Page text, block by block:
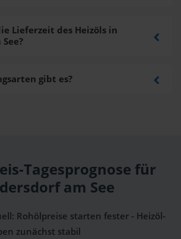
Lieferzeit des Heizöls in
gibt es?
Tagesprognose für
am See
Rohölpreise starten fester - Heizöl-
zunächst stabil